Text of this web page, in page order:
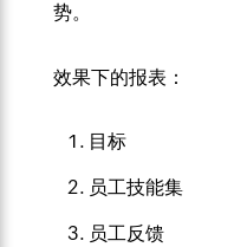
势。
效果下的报表：
目标
员工技能集
员工反馈